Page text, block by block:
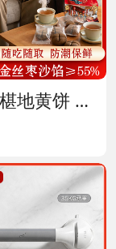
六味桑椹地黄饼 货号142090